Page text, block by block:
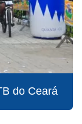
do Ceará